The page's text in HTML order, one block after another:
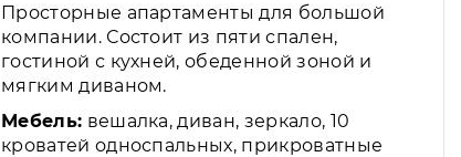
Просторные апартаменты для большой
компании. Состоит из пяти спален,
гостиной с кухней, обеденной зоной и
мягким диваном.
Мебель: вешалка, диван, зеркало, 10
кроватей односпальных, прикроватные